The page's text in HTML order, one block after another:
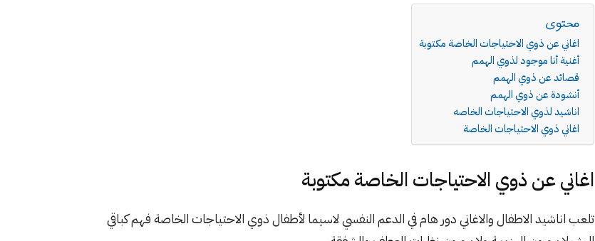
محتوى
اغاني عن ذوي الاحتياجات الخاصة مكتوبة
أغنية أنا موجود لذوي الهمم
قصائد عن ذوي الهمم
أنشودة عن ذوي الهمم
اناشيد لذوي الاحتياجات الخاصه
اغاني ذوي الاحتياجات الخاصة
اغاني عن ذوي الاحتياجات الخاصة مكتوبة
تلعب اناشيد الاطفال والاغاني دور هام في الدعم النفسي لاسيما لأطفال ذوي الاحتياجات الخاصة فهم كباقي